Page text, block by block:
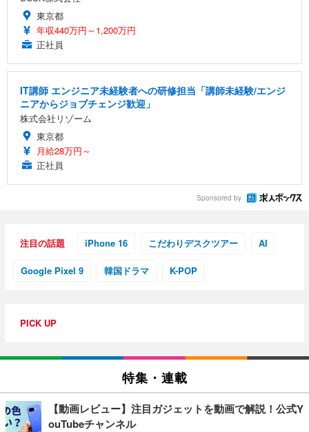
東京都
年収440万円～1,200万円
正社員
IT講師 エンジニア未経験者への研修担当「講師未経験/エンジ
ニアからジョブチェンジ歓迎」
株式会社リゾーム
東京都
月給28万円～
正社員
Sponsored by
注目の話題 iPhone 16 こだわりデスクツアー AI
Google Pixel 9 韓国ドラマ K-POP
PICK UP
特集・連載
【動画レビュー】注目ガジェットを動画で解説！公式Y
ouTubeチャンネル